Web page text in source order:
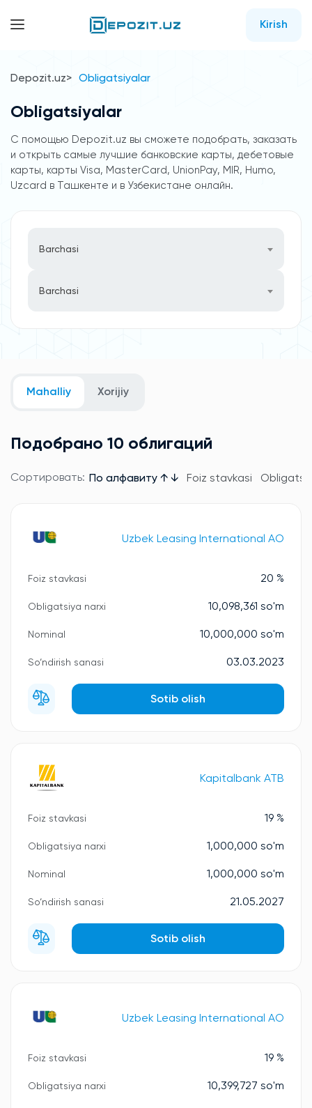
Kirish
Depozit.uz Obligatsiyalar
Obligatsiyalar
С помощью Depozit.uz вы сможете подобрать, заказать
и открыть самые лучшие банковские карты, дебетовые
карты, карты Visa, MasterCard, UnionPay, MIR, Humo,
Uzcard в Ташкенте и в Узбекистане онлайн.
Barchasi
Barchasi
Mahalliy Xorijiy
Подобрано 10 облигаций
Сортировать: По алфавиту ↑ ↓ Foiz stavkasi
Uzbek Leasing International AO
Foiz stavkasi 20 %
Obligatsiya narxi 10,098,361 so'm
Nominal 10,000,000 so'm
So‘ndirish sanasi 03.03.2023
Sotib olish
Kapitalbank ATB
Foiz stavkasi 19 %
Obligatsiya narxi 1,000,000 so'm
Nominal 1,000,000 so'm
So‘ndirish sanasi 21.05.2027
Sotib olish
Uzbek Leasing International AO
Foiz stavkasi 19 %
Obligatsiya narxi 10,399,727 so'm